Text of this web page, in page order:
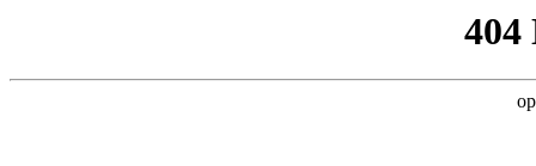
404